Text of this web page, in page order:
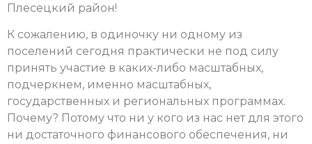
Плесецкий район!
К сожалению, в одиночку ни одному из
поселений сегодня практически не под силу
принять участие в каких-либо масштабных,
подчеркнем, именно масштабных,
государственных и региональных программах.
Почему? Потому что ни у кого из нас нет для этого
ни достаточного финансового обеспечения, ни